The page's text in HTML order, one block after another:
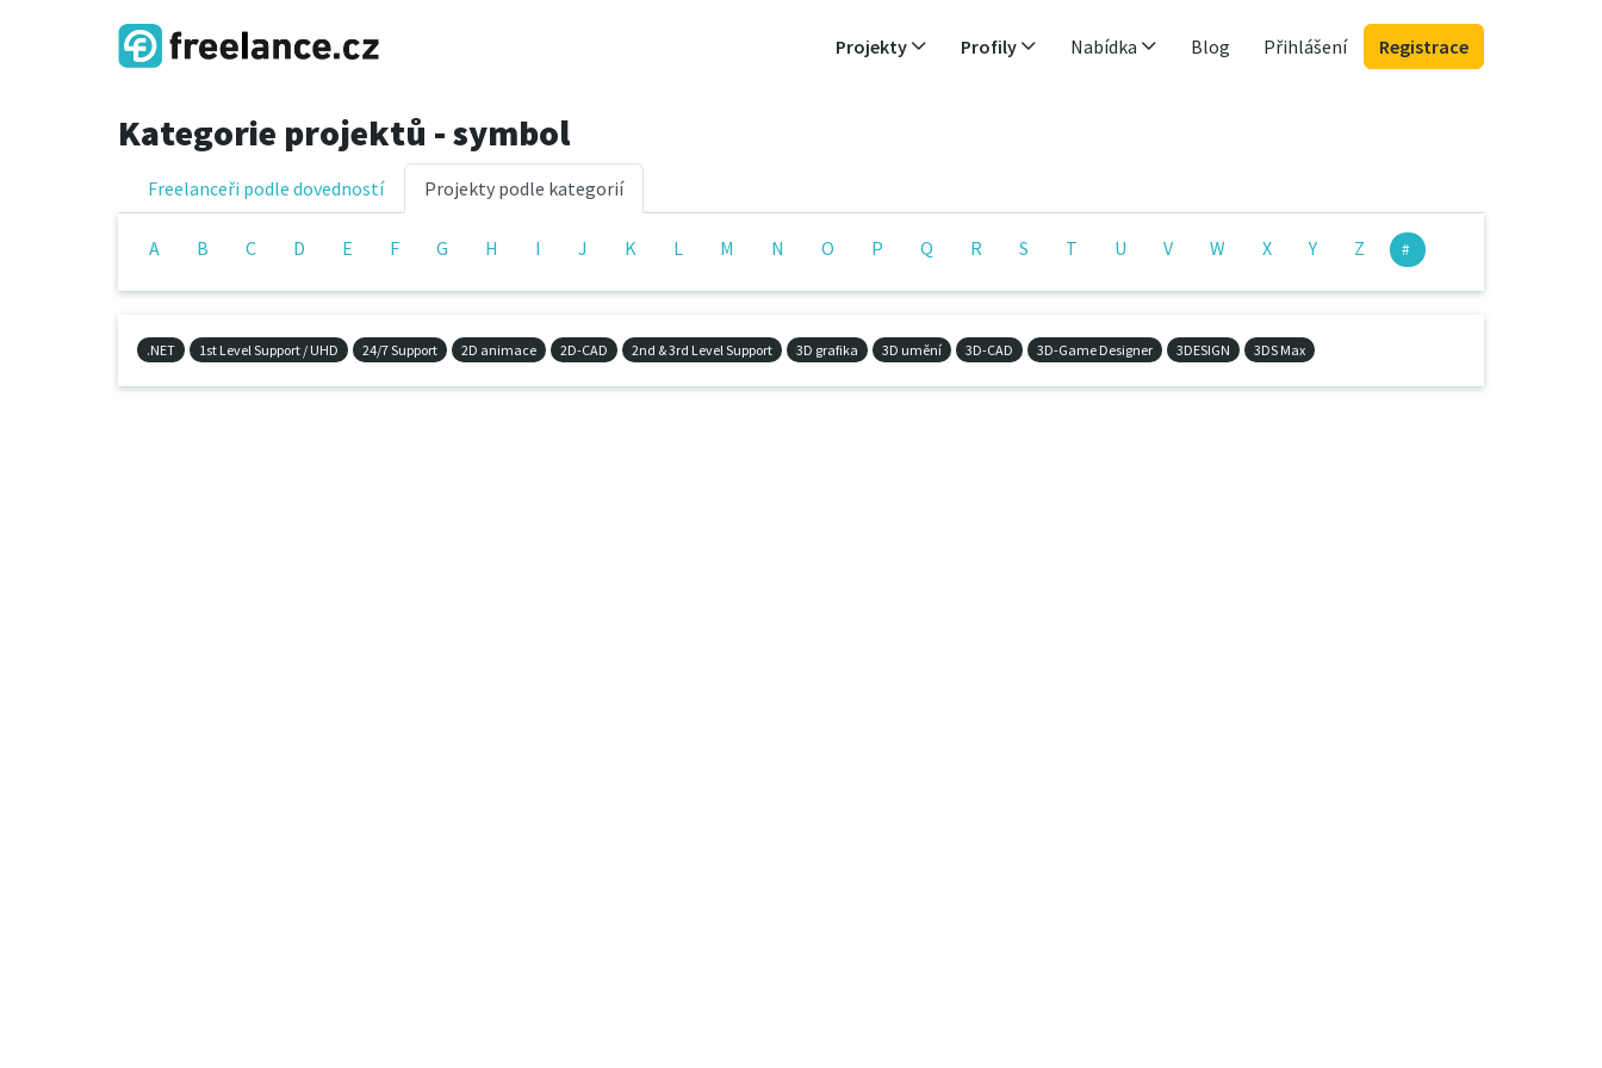
Projekty Profily Nabídka Blog Přihlášení Registrace
Kategorie projektů - symbol
Freelanceři podle dovedností Projekty podle kategorií
A B C D E F G H I J K L M N O P Q R S T U V W X Y Z #
.NET 1st Level Support / UHD 24/7 Support 2D animace 2D-CAD 2nd & 3rd Level Support 3D grafika 3D umění 3D-CAD 3D-Game Designer 3DESIGN 3DS Max